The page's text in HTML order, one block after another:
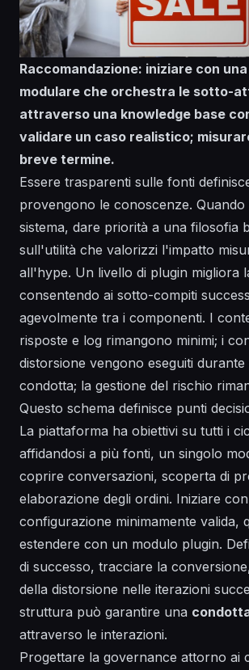
Raccomandazione: iniziare con
modulare che orchestra le sotto-
attraverso una knowledge base
validare un caso realistico;
breve termine.
Essere trasparenti sulle fonti
provengono le conoscenze.
sistema, dare priorità a una filosofia
sull'utilità che valorizzi l'impatto
all'hype. Un livello di plugin migliora
consentendo ai sotto-compiti
agevolmente tra i componenti. I
risposte e log rimangono minimi; i
distorsione vengono eseguiti durante
condotta; la gestione del rischio
Questo schema definisce punti
La piattaforma ha obiettivi su tutti i
affidandosi a più fonti, un singolo
coprire conversazioni, scoperta di
elaborazione degli ordini. Iniziare
configurazione minimamente valida,
estendere con un modulo plugin.
di successo, tracciare la
della distorsione nelle iterazioni
struttura può garantire una
attraverso le interazioni.
Progettare la governance attorno ai